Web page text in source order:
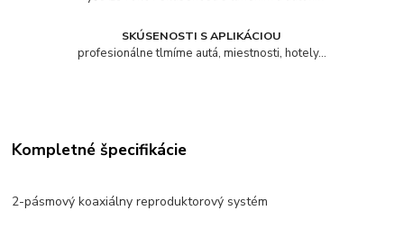
SKÚSENOSTI S APLIKÁCIOU
profesionálne tlmíme autá, miestnosti, hotely...
Kompletné špecifikácie
2-pásmový koaxiálny reproduktorový systém